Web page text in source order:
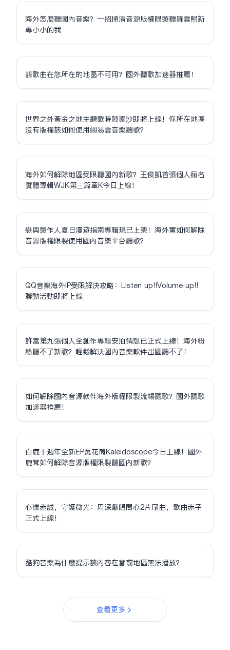
海外怎麼聽國內音樂？一招掃清音源版權限制聽羅雲熙新
專小小的我
該歌曲在您所在的地區不可用？國外聽歌加速器推薦！
世界之外黃金之地主題歌時隙鎏沙即將上線！你所在地區
沒有版權該如何使用網易雲音樂聽歌？
海外如何解除地區受限聽國內新歌？王俊凱首張個人同名
實體專輯WJK第三篇章K今日上線！
戀與製作人夏日漫遊指南專輯現已上架！海外黨如何解除
音源版權限制使用國內音樂平台聽歌？
QQ音樂海外IP受限解決攻略：Listen up!!Volume up!!
聯動活動即將上線
許嵩第九張個人全創作專輯安泊猜想已正式上線！海外粉
絲聽不了新歌？輕鬆解決國內音樂軟件出國聽不了！
如何解除國內音源軟件海外版權限制流暢聽歌？國外聽歌
加速器推薦！
白鹿十週年全新EP萬花筒Kaleidoscope今日上線！國外
鹿茸如何解除音源版權限制聽國內新歌？
心懷赤誠，守護微光：周深獻唱問心2片尾曲，歌曲赤子
正式上線！
酷狗音樂為什麼提示該內容在當前地區無法播放？
查看更多